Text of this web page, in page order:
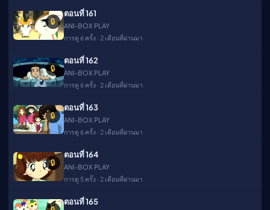
🔒
ตอนที่ 161
ANI-BOX PLAY
การดู 6 ครั้ง · 2 เดือนที่ผ่านมา
🔒
ตอนที่ 162
ANI-BOX PLAY
การดู 6 ครั้ง · 2 เดือนที่ผ่านมา
🔒
ตอนที่ 163
ANI-BOX PLAY
การดู 6 ครั้ง · 2 เดือนที่ผ่านมา
🔒
ตอนที่ 164
ANI-BOX PLAY
การดู 5 ครั้ง · 2 เดือนที่ผ่านมา
ตอนที่ 165